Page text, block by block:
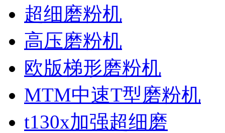
超细磨粉机
高压磨粉机
欧版梯形磨粉机
MTM中速T型磨粉机
t130x加强超细磨